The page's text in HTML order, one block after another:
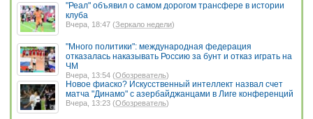
"Реал" объявил о самом дорогом трансфере в истории
клуба
Вчера, 18:47 (Зеркало недели)
"Много политики": международная федерация
отказалась наказывать Россию за бунт и отказ играть на
ЧМ
Вчера, 13:54 (Обозреватель)
Новое фиаско? Искусственный интеллект назвал счет
матча "Динамо" с азербайджанцами в Лиге конференций
Вчера, 13:23 (Обозреватель)